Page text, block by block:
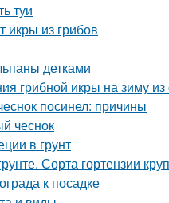
туи
икры из грибов
детками
грибной икры на зиму из
посинел: причины
чеснок
в грунт
Сорта гортензии
к посадке